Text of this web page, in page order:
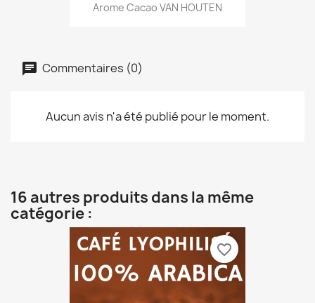
Arome Cacao VAN HOUTEN
Commentaires (0)
Aucun avis n'a été publié pour le moment.
16 autres produits dans la même
catégorie :
favorite_border